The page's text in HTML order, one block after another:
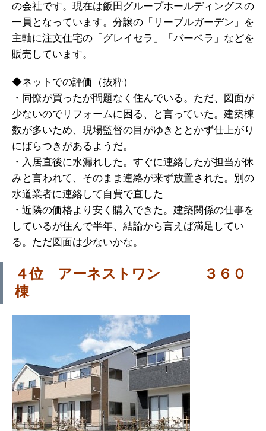
の会社です。現在は飯田グループホールディングスの
一員となっています。分譲の「リーブルガーデン」を
主軸に注文住宅の「グレイセラ」「バーベラ」などを
販売しています。
◆ネットでの評価（抜粋）
・同僚が買ったが問題なく住んでいる。ただ、図面が
少ないのでリフォームに困る、と言っていた。建築棟
数が多いため、現場監督の目がゆきととかず仕上がり
にばらつきがあるようだ。
・入居直後に水漏れした。すぐに連絡したが担当が休
みと言われて、そのまま連絡が来ず放置された。別の
水道業者に連絡して自費で直した
・近隣の価格より安く購入できた。建築関係の仕事を
しているが住んで半年、結論から言えば満足してい
る。ただ図面は少ないかな。
４位 アーネストワン ３６０
棟